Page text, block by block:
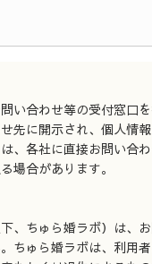
い合わせ等の受付窓口
先に開示され、個人情
、各社に直接お問い合
場合があります。
、ちゅら婚ラボ）は、
ちゅら婚ラボは、利用